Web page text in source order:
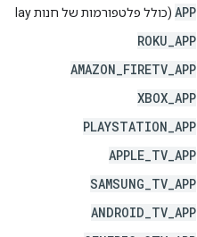
APP (כולל פלטפורמות של חנות Play ל-Android ו-App Store של Apple)
ROKU_APP
AMAZON_FIRETV_APP
XBOX_APP
PLAYSTATION_APP
APPLE_TV_APP
SAMSUNG_TV_APP
ANDROID_TV_APP